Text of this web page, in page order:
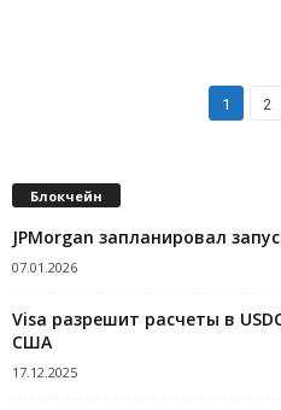
1 2
Блокчейн
JPMorgan запланировал
07.01.2026
Visa разрешит расчеты в
США
17.12.2025